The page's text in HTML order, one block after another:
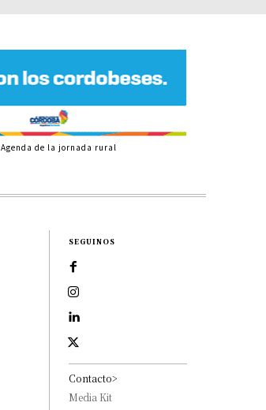
Agenda de la jornada rural
SEGUINOS
Contacto>
Media Kit